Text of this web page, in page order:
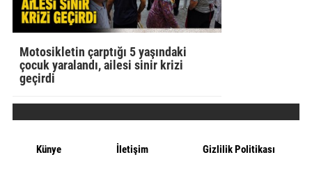
Motosikletin çarptığı 5 yaşındaki
çocuk yaralandı, ailesi sinir krizi
geçirdi
Künye İletişim Gizlilik Politikası